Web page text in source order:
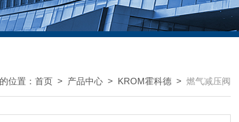
位置： 首页 > 产品中心 > KROM霍科德 > 燃气减压阀